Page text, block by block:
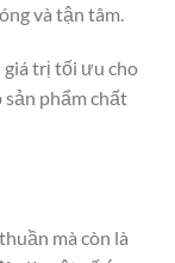
và tận tâm.
giá trị tối ưu cho
sản phẩm chất
mà còn là